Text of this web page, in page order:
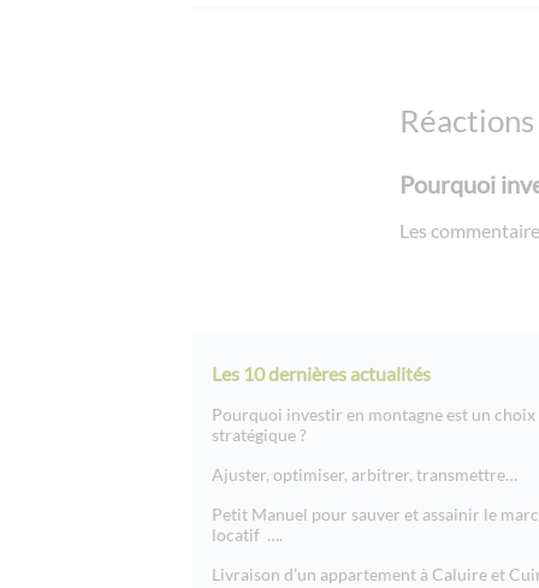
Pourquoi
Les
Les 10 dernières actualités
Pourquoi investir en montagne est un choix
stratégique ?
Ajuster, optimiser, arbitrer, transmettre…
Petit Manuel pour sauver et assainir le
locatif ….
Livraison d’un appartement à Caluire et